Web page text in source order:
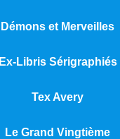
Démons et Merveilles
Ex-Libris Sérigraphiés
Tex Avery
Le Grand Vingtième